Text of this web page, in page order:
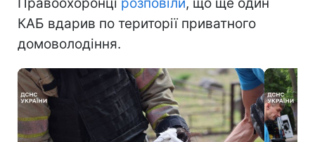
КАБ вдарив по території приватного
домоволодіння.